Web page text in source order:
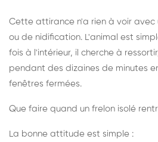
Cette attirance n'a rien à voir
ou de nidification. L'animal est
fois à l'intérieur, il cherche à
pendant des dizaines de minutes
fenêtres fermées.
Que faire quand un frelon isolé
La bonne attitude est simple :